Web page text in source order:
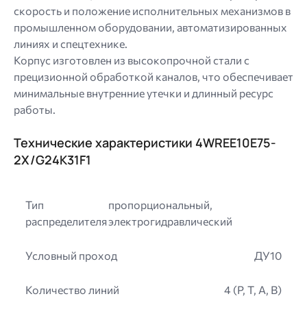
скорость и положение исполнительных механизмов в
промышленном оборудовании, автоматизированных
линиях и спецтехнике.
Корпус изготовлен из высокопрочной стали с
прецизионной обработкой каналов, что обеспечивает
минимальные внутренние утечки и длинный ресурс
работы.
Технические характеристики 4WREE10E75-
2X/G24K31F1
Тип
распределителя
пропорциональный,
электрогидравлический
Условный проход ДУ10
Количество линий 4 (P, T, A, B)